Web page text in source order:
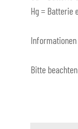
Hg = Batterie
Bitte